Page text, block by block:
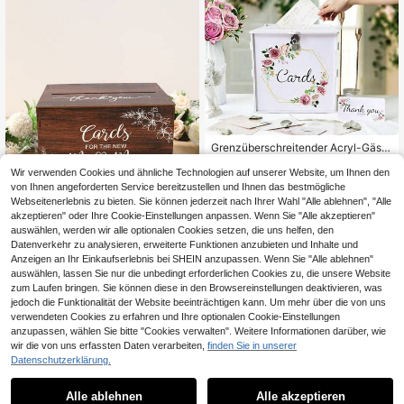
1 Set Holz Hochzeit Kartenbox Anm
eldebox, Mr. & Mrs. Karten Design,
Multifunktionale Hochzeit Braut Kar
ten Aufbewahrungsbox, geeignet fü
r Hochzeitsparty Dekoration, Jahre
stag, Brautparty Zubehör, Karten Au
fbewahrungsbox, Größe 30*23*18c
m, Sommer Geburtstagsgeschenk,
Strandthema, Schulanfang Zubehö
r, Raumdekoration
15 ,08€
Grenzüberschreitender Acryl-Gäste
hloss, Blumen-Kartenbox, Umschla
g-Geschenkkartenhalter, Geburtsta
gsdekoration
12,88€
2andere Händler
1
Wir verwenden Cookies und ähnliche Technologien auf unserer Website, um Ihnen den
von Ihnen angeforderten Service bereitzustellen und Ihnen das bestmögliche
Webseitenerlebnis zu bieten. Sie können jederzeit nach Ihrer Wahl "Alle ablehnen", "Alle
akzeptieren" oder Ihre Cookie-Einstellungen anpassen. Wenn Sie "Alle akzeptieren"
auswählen, werden wir alle optionalen Cookies setzen, die uns helfen, den
Datenverkehr zu analysieren, erweiterte Funktionen anzubieten und Inhalte und
Anzeigen an Ihr Einkaufserlebnis bei SHEIN anzupassen. Wenn Sie "Alle ablehnen"
auswählen, lassen Sie nur die unbedingt erforderlichen Cookies zu, die unsere Website
zum Laufen bringen. Sie können diese in den Browsereinstellungen deaktivieren, was
jedoch die Funktionalität der Website beeinträchtigen kann. Um mehr über die von uns
verwendeten Cookies zu erfahren und Ihre optionalen Cookie-Einstellungen
anzupassen, wählen Sie bitte "Cookies verwalten". Weitere Informationen darüber, wie
wir die von uns erfassten Daten verarbeiten, finden Sie in unserer
Datenschutzerklärung.
Alle ablehnen Alle akzeptieren